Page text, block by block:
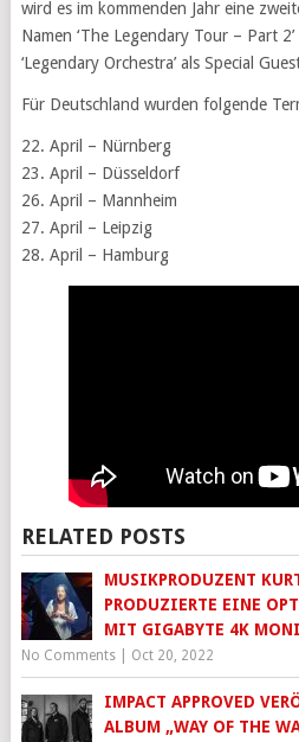
wird es im kommenden Jahr eine
Namen ‘The Legendary Tour – Part
‘Legendary Orchestra’ als Special
Für Deutschland wurden folgende
22. April – Nürnberg
23. April – Düsseldorf
26. April – Mannheim
27. April – Leipzig
28. April – Hamburg
RELATED POSTS
MUSIKPRODUZENT
PRODUZIERTE EINE
MIT GIGABYTE 4K
No Comments| Oct 20, 2022
IMPACT APPROVED
ALBUM „WAY OF THE